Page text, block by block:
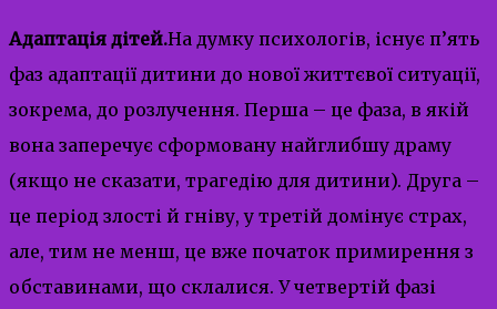
Адаптація дітей.На думку психологів, існує п’ять
фаз адаптації дитини до нової життєвої ситуації,
зокрема, до розлучення. Перша – це фаза, в якій
вона заперечує сформовану найглибшу драму
(якщо не сказати, трагедію для дитини). Друга –
це період злості й гніву, у третій домінує страх,
але, тим не менш, це вже початок примирення з
обставинами, що склалися. У четвертій фазі